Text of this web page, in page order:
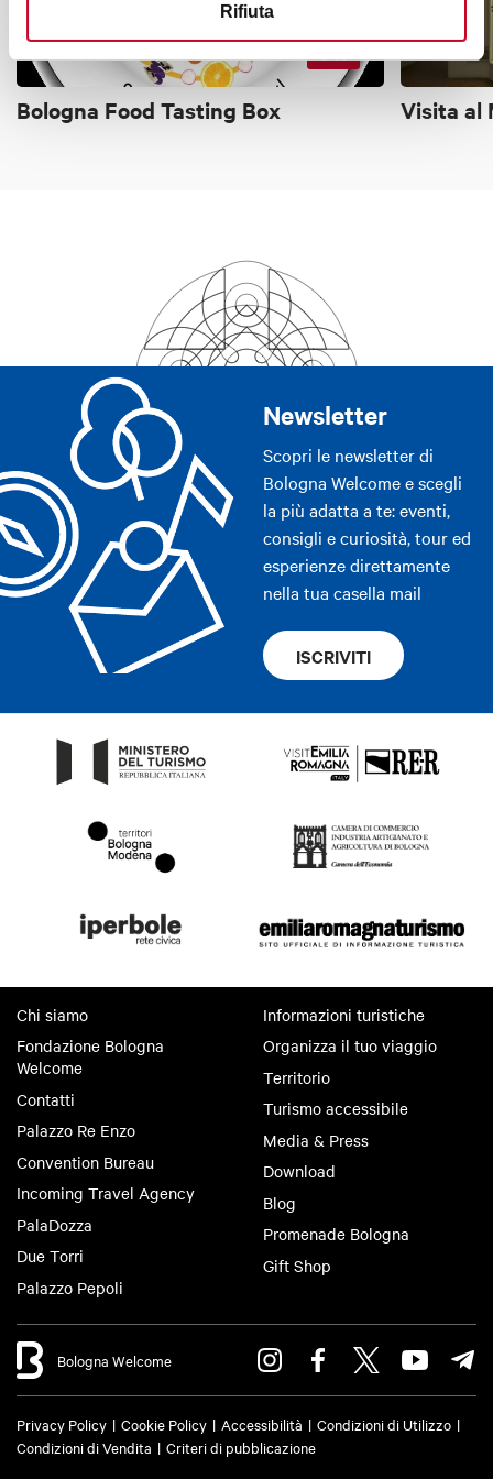
Rifiuta
Bologna Food Tasting Box Visita al
Newsletter
Scopri le newsletter di
Bologna Welcome e scegli
la più adatta a te: eventi,
consigli e curiosità, tour ed
esperienze direttamente
nella tua casella mail
ISCRIVITI
Chi siamo
Fondazione Bologna
Welcome
Contatti
Palazzo Re Enzo
Convention Bureau
Incoming Travel Agency
PalaDozza
Due Torri
Palazzo Pepoli
Informazioni turistiche
Organizza il tuo viaggio
Territorio
Turismo accessibile
Media & Press
Download
Blog
Promenade Bologna
Gift Shop
Bologna Welcome
Privacy Policy Cookie Policy Accessibilità
Condizioni di Utilizzo
Condizioni di Vendita
Criteri di pubblicazione